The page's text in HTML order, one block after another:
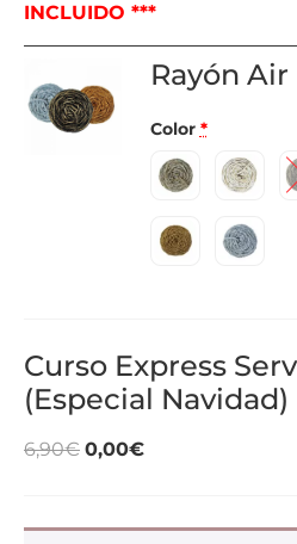
INCLUIDO ***
Rayón Air
Color *
Curso Express
(Especial Navidad)
6,90€ 0,00€